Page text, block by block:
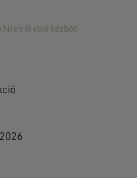
híreiről első kézből!